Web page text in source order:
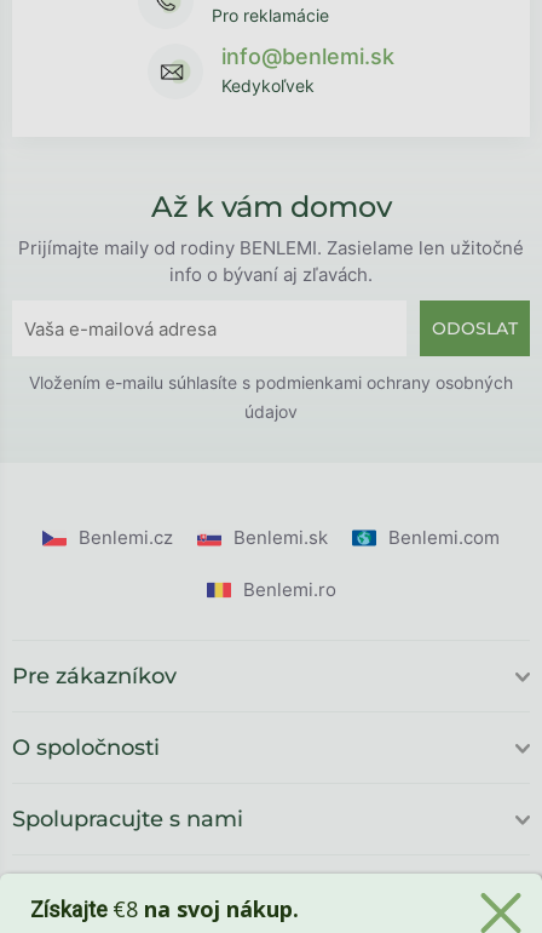
Pro reklamácie
info@benlemi.sk
Kedykoľvek
Až k vám domov
Prijímajte maily od rodiny BENLEMI. Zasielame len užitočné
info o bývaní aj zľavách.
ODOSLAT
Vložením e-mailu súhlasíte s podmienkami ochrany osobných
údajov
Benlemi.cz Benlemi.sk Benlemi.com
Benlemi.ro
Pre zákazníkov
O spoločnosti
Spolupracujte s nami
Získajte €8 na svoj nákup.